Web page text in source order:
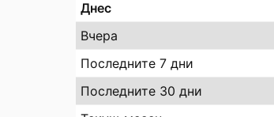
Днес
Вчера
Последните 7 дни
Последните 30 дни